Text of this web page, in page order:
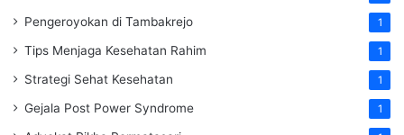
Pengeroyokan di Tambakrejo 1
Tips Menjaga Kesehatan Rahim 1
Strategi Sehat Kesehatan 1
Gejala Post Power Syndrome 1